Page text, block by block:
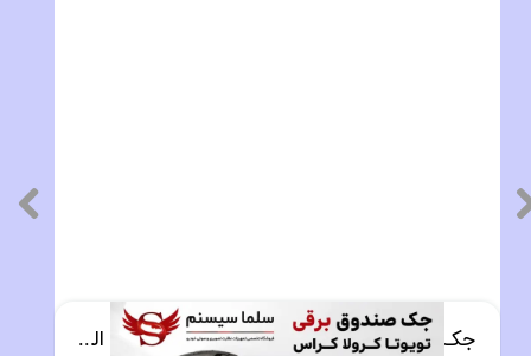
جک صندوق برقی تویوتا کرولا کراس2022 الی 2025